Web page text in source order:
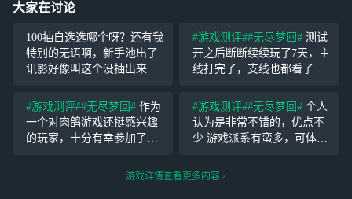
大家在讨论
100抽自选选哪个呀？还有我
特别的无语啊，新手池出了
讯影好像叫这个没抽出来之
它。。。
#游戏测评##无尽梦回# 测试
开之后断断续续玩了7天，主
线打完了，支线也都看了，
没有主线认真。 作为一个玩
啥游戏都会了解剧情的玩
家，看剧情是必须的。看完
#游戏测评##无尽梦回# 作为
一个对肉鸽游戏还挺感兴趣
的玩家，十分有幸参加了最
潜力的，鼓励鼓励，浅浅讨
#游戏测评##无尽梦回# 个人
认为是非常不错的，优点不
少 游戏派系有蛮多，可体验
蛮好看的，(超级喜欢西西弗)
游戏详情查看更多内容